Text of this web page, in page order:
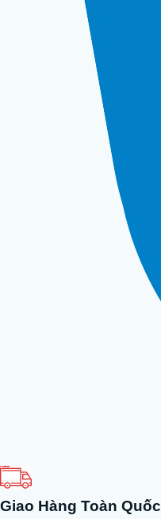
Giao Hàng Toàn Quốc